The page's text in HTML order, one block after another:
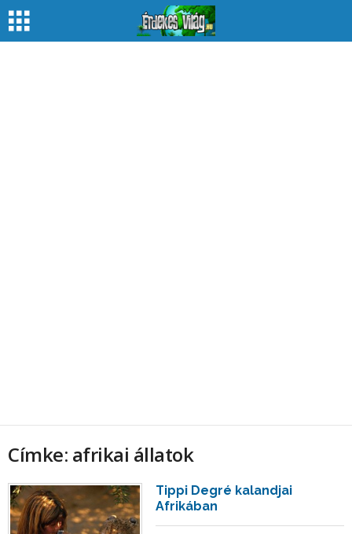
Címke: afrikai állatok
Tippi Degré kalandjai
Afrikában